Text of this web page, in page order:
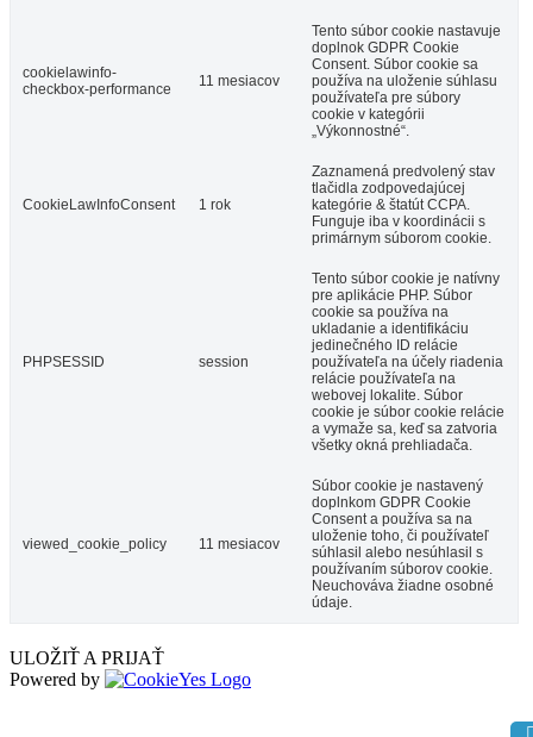
cookielawinfo-
checkbox-performance
11 mesiacov
Tento súbor cookie nastavuje
doplnok GDPR Cookie
Consent. Súbor cookie sa
používa na uloženie súhlasu
používateľa pre súbory
cookie v kategórii
„Výkonnostné“.
CookieLawInfoConsent 1 rok
Zaznamená predvolený stav
tlačidla zodpovedajúcej
kategórie & štatút CCPA.
Funguje iba v koordinácii s
primárnym súborom cookie.
PHPSESSID session
Tento súbor cookie je natívny
pre aplikácie PHP. Súbor
cookie sa používa na
ukladanie a identifikáciu
jedinečného ID relácie
používateľa na účely riadenia
relácie používateľa na
webovej lokalite. Súbor
cookie je súbor cookie relácie
a vymaže sa, keď sa zatvoria
všetky okná prehliadača.
viewed_cookie_policy 11 mesiacov
Súbor cookie je nastavený
doplnkom GDPR Cookie
Consent a používa sa na
uloženie toho, či používateľ
súhlasil alebo nesúhlasil s
používaním súborov cookie.
Neuchováva žiadne osobné
údaje.
ULOŽIŤ A PRIJAŤ
Powered by